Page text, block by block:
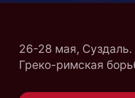
26-28 мая, Суздаль.
Греко-римская